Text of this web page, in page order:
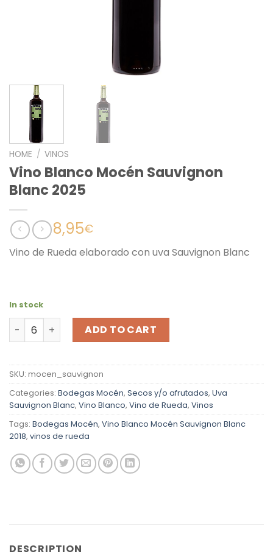
HOME / VINOS
Vino Blanco Mocén Sauvignon
Blanc 2025
8,95€
Vino de Rueda elaborado con uva Sauvignon Blanc
In stock
Vino Blanco Mocén Sauvignon Blanc 2025 quantity
ADD TO CART
SKU: mocen_sauvignon
Categories: Bodegas Mocén, Secos y/o afrutados, Uva
Sauvignon Blanc, Vino Blanco, Vino de Rueda, Vinos
Tags: Bodegas Mocén, Vino Blanco Mocén Sauvignon Blanc
2018, vinos de rueda
DESCRIPTION